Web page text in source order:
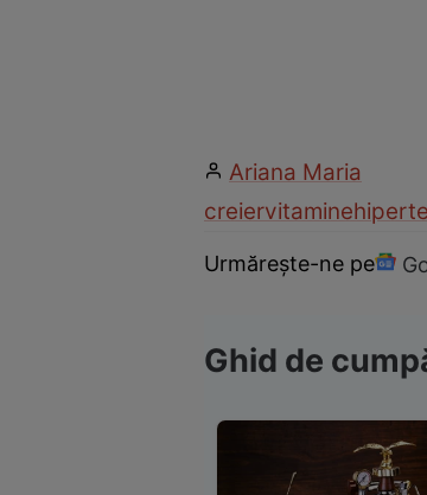
Ariana Maria
creiervitamine
Urmărește-ne pe
Ghid de